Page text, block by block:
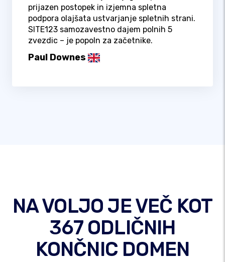
prijazen postopek in izjemna spletna
podpora olajšata ustvarjanje spletnih strani.
SITE123 samozavestno dajem polnih 5
zvezdic – je popoln za začetnike.
Paul Downes
NA VOLJO JE VEČ KOT
367 ODLIČNIH
KONČNIC DOMEN